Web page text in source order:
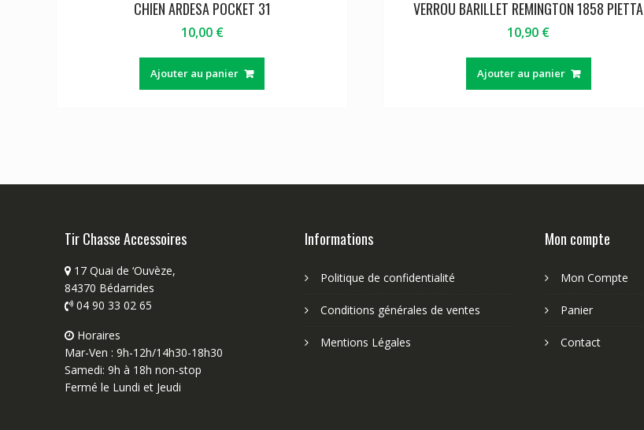
CHIEN ARDESA POCKET 31
10,00 €
Ajouter au panier
VERROU BARILLET REMINGTON 1858 PIETTA
10,90 €
Ajouter au panier
Tir Chasse Accessoires
17 Quai de ‘Ouvèze,
84370 Bédarrides
04 90 33 02 65
Horaires
Mar-Ven : 9h-12h/14h30-18h30
Samedi: 9h à 18h non-stop
Fermé le Lundi et Jeudi
Informations
Politique de confidentialité
Conditions générales de ventes
Mentions Légales
Mon compte
Mon Compte
Panier
Contact